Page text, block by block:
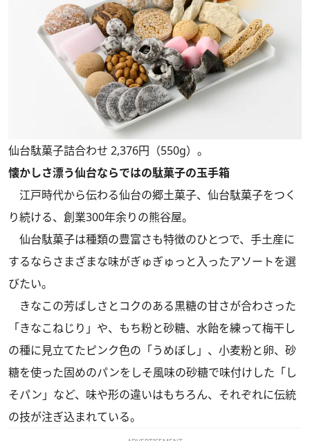
仙台駄菓子詰合わせ 2,376円（550g）。
懐かしさ漂う仙台ならではの駄菓子の玉手箱
江戸時代から伝わる仙台の郷土菓子、仙台駄菓子をつく
り続ける、創業300年余りの熊谷屋。
仙台駄菓子は種類の豊富さも特徴のひとつで、手土産に
するならさまざまな味がぎゅぎゅっと入ったアソートを選
びたい。
きなこの芳ばしさとコクのある黒糖の甘さが合わさった
「きなこねじり」や、もち粉と砂糖、水飴を練って梅干し
の種に見立てたピンク色の「うめぼし」、小麦粉と卵、砂
糖を使った固めのパンをしそ風味の砂糖で味付けした「し
そパン」など、味や形の違いはもちろん、それぞれに伝統
の技が注ぎ込まれている。